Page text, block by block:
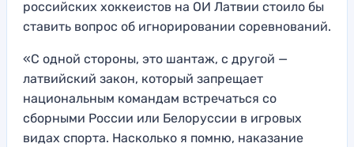
российских хоккеистов на ОИ Латвии стоило бы
ставить вопрос об игнорировании соревнований.
«С одной стороны, это шантаж, с другой —
латвийский закон, который запрещает
национальным командам встречаться со
сборными России или Белоруссии в игровых
видах спорта. Насколько я помню, наказание